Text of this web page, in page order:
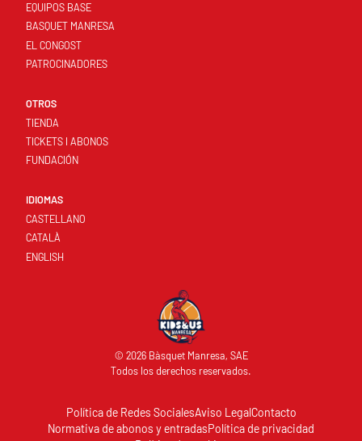
EQUIPOS BASE
BASQUET MANRESA
EL CONGOST
PATROCINADORES
OTROS
TIENDA
TICKETS I ABONOS
FUNDACIÓN
IDIOMAS
CASTELLANO
CATALÀ
ENGLISH
© 2026 Bàsquet Manresa, SAE
Todos los derechos reservados.
Política de Redes SocialesAviso LegalContacto
Normativa de abonos y entradasPolítica de privacidad